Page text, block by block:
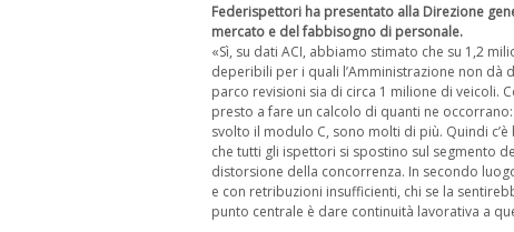
Federispettori ha presentato alla Direzione
mercato e del fabbisogno di personale.
«Sì, su dati ACI, abbiamo stimato che su 1,2
deperibili per i quali l’Amministrazione non
parco revisioni sia di circa 1 milione di veicoli.
presto a fare un calcolo di quanti ne
svolto il modulo C, sono molti di più. Quindi
che tutti gli ispettori si spostino sul segmento
distorsione della concorrenza. In secondo
e con retribuzioni insufficienti, chi se la
punto centrale è dare continuità lavorativa a